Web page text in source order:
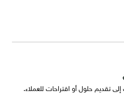
تقديم حلول أو اقتراحات للعملاء.